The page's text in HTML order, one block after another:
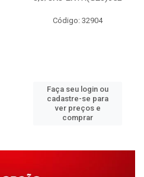
Código: 32904
Faça seu login ou
cadastre-se para
ver preços e
comprar